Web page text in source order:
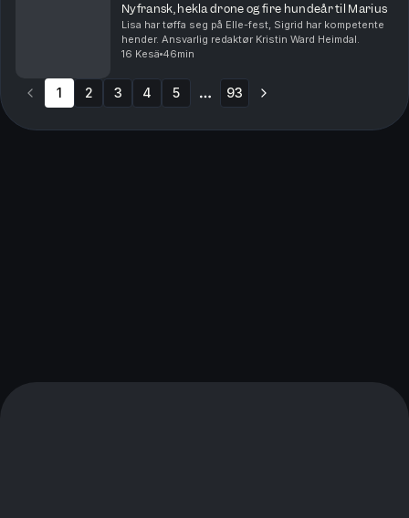
Nyfransk, hekla drone og fire hundeår til Marius
Lisa har tøffa seg på Elle-fest, Sigrid har kompetente
hender. Ansvarlig redaktør Kristin Ward Heimdal.
16 Kesä 46min
1 2 3 4 5 93